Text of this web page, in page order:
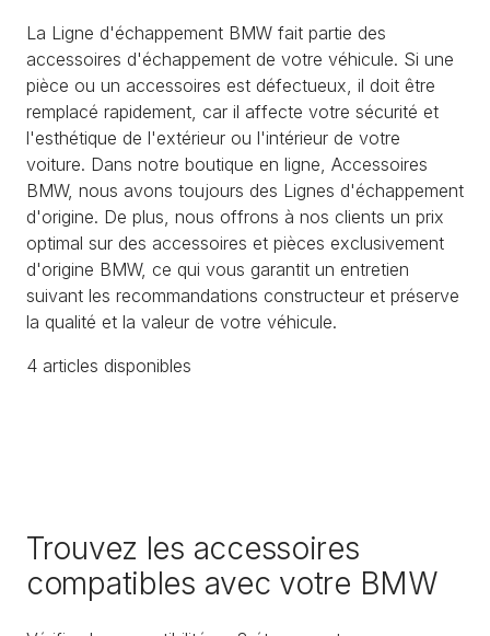
La Ligne d'échappement BMW fait partie des
accessoires d'échappement de votre véhicule. Si une
pièce ou un accessoires est défectueux, il doit être
remplacé rapidement, car il affecte votre sécurité et
l'esthétique de l'extérieur ou l'intérieur de votre
voiture. Dans notre boutique en ligne, Accessoires
BMW, nous avons toujours des Lignes d'échappement
d'origine. De plus, nous offrons à nos clients un prix
optimal sur des accessoires et pièces exclusivement
d'origine BMW, ce qui vous garantit un entretien
suivant les recommandations constructeur et préserve
la qualité et la valeur de votre véhicule.
4 articles disponibles
Trouvez les accessoires
compatibles avec votre BMW